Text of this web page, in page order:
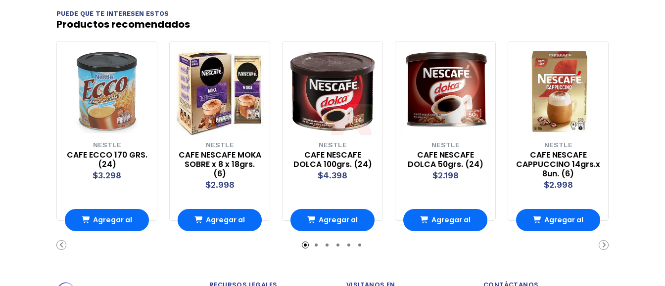
PUEDE QUE TE INTERESEN ESTOS
Productos recomendados
NESTLE
CAFE ECCO 170 GRS.
(24)
$3.298
Agregar al
NESTLE
CAFE NESCAFE MOKA
SOBRE x 8 x 18grs.
(6)
$2.998
Agregar al
NESTLE
CAFE NESCAFE
DOLCA 100grs. (24)
$4.398
Agregar al
Carro
NESTLE
CAFE NESCAFE
DOLCA 50grs. (24)
$2.198
Agregar al
NESTLE
CAFE NESCAFE
CAPPUCCINO 14grs.x
8un. (6)
$2.998
Agregar al